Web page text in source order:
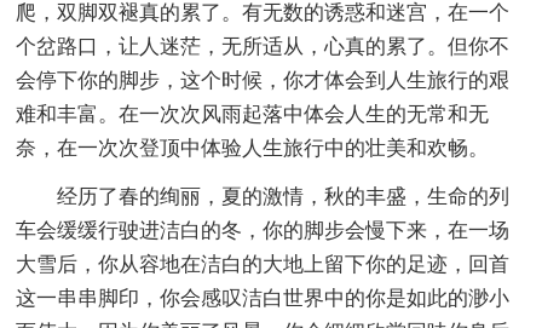
爬，双脚双褪真的累了。有无数的诱惑和迷宫，在一个
个岔路口，让人迷茫，无所适从，心真的累了。但你不
会停下你的脚步，这个时候，你才体会到人生旅行的艰
难和丰富。在一次次风雨起落中体会人生的无常和无
奈，在一次次登顶中体验人生旅行中的壮美和欢畅。
经历了春的绚丽，夏的激情，秋的丰盛，生命的列
车会缓缓行驶进洁白的冬，你的脚步会慢下来，在一场
大雪后，你从容地在洁白的大地上留下你的足迹，回首
这一串串脚印，你会感叹洁白世界中的你是如此的渺小